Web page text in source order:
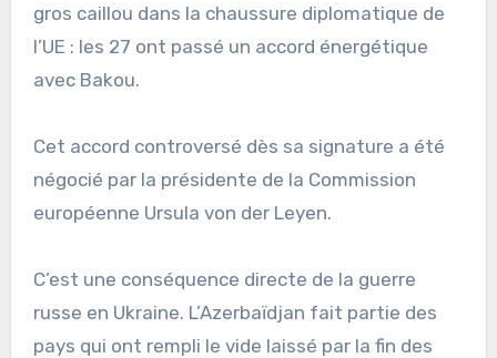
gros caillou dans la chaussure diplomatique de
l’UE : les 27 ont passé un accord énergétique
avec Bakou.
Cet accord controversé dès sa signature a été
négocié par la présidente de la Commission
européenne Ursula von der Leyen.
C’est une conséquence directe de la guerre
russe en Ukraine. L’Azerbaïdjan fait partie des
pays qui ont rempli le vide laissé par la fin des